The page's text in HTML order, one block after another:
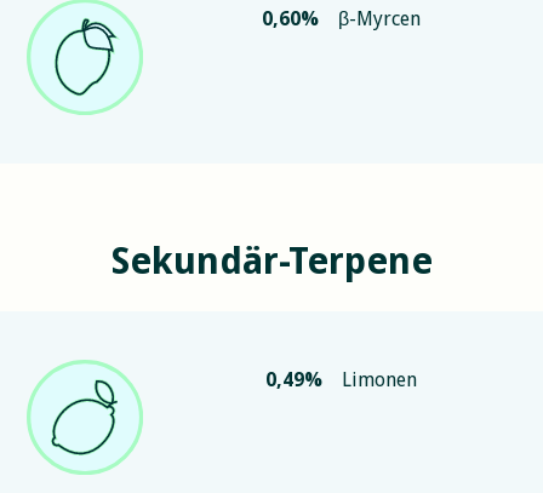
0,60% β-Myrcen
Sekundär-Terpene
0,49% Limonen